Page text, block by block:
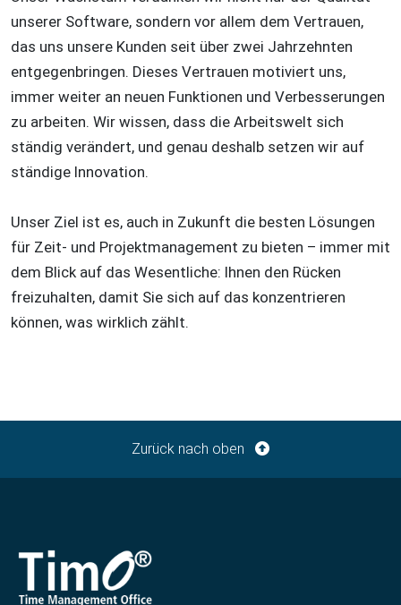
unserer Software, sondern vor allem dem Vertrauen,
das uns unsere Kunden seit über zwei Jahrzehnten
entgegenbringen. Dieses Vertrauen motiviert uns,
immer weiter an neuen Funktionen und Verbesserungen
zu arbeiten. Wir wissen, dass die Arbeitswelt sich
ständig verändert, und genau deshalb setzen wir auf
ständige Innovation.
Unser Ziel ist es, auch in Zukunft die besten Lösungen
für Zeit- und Projektmanagement zu bieten – immer mit
dem Blick auf das Wesentliche: Ihnen den Rücken
freizuhalten, damit Sie sich auf das konzentrieren
können, was wirklich zählt.
Zurück nach oben